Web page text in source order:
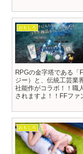
おもしろ
RPGの金字塔である「
ジー）と、伝統工芸業
社能作がコラボ！！職
されますよ！！FFファ
おもしろ